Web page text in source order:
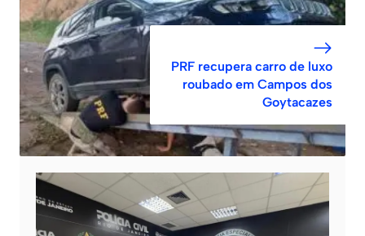
PRF recupera carro de luxo
roubado em Campos dos
Goytacazes